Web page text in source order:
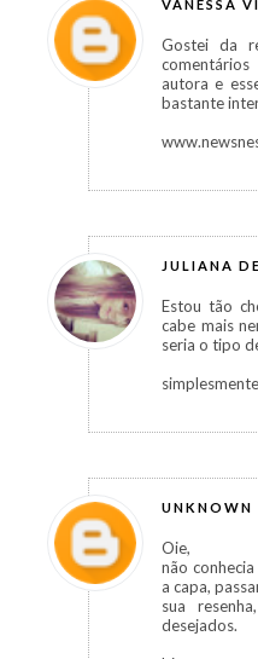
VANESSA
Gostei da
autora e
bastante
JULIANA
Estou tão
cabe mais
seria o tipo
UNKNOWN
Oie,
não
a capa,
sua
desejados.